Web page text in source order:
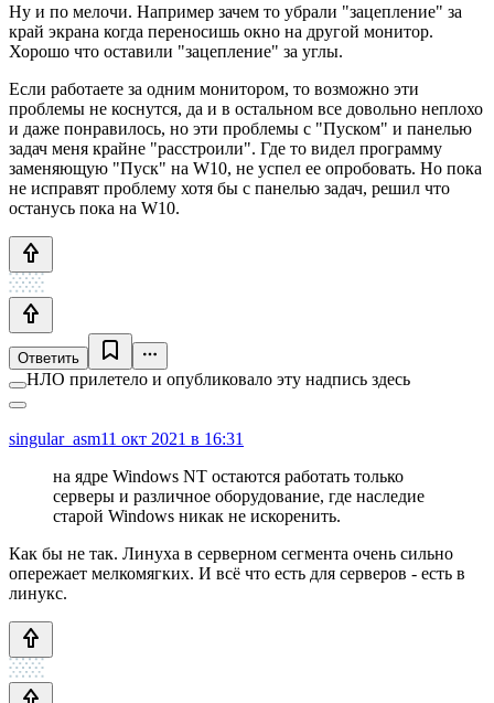
Ну и по мелочи. Например зачем то убрали "зацепление" за
край экрана когда переносишь окно на другой монитор.
Хорошо что оставили "зацепление" за углы.
Если работаете за одним монитором, то возможно эти
проблемы не коснутся, да и в остальном все довольно неплохо
и даже понравилось, но эти проблемы с "Пуском" и панелью
задач меня крайне "расстроили". Где то видел программу
заменяющую "Пуск" на W10, не успел ее опробовать. Но пока
не исправят проблему хотя бы с панелью задач, решил что
останусь пока на W10.
Ответить
НЛО прилетело и опубликовало эту надпись здесь
singular_asm11 окт 2021 в 16:31
на ядре Windows NT остаются работать только
серверы и различное оборудование, где наследие
старой Windows никак не искоренить.
Как бы не так. Линуха в серверном сегмента очень сильно
опережает мелкомягких. И всё что есть для серверов - есть в
линукс.